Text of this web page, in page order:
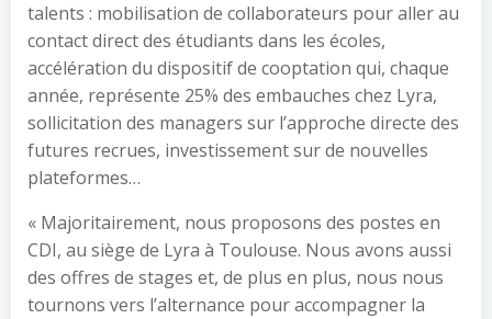
talents : mobilisation de collaborateurs pour aller au
contact direct des étudiants dans les écoles,
accélération du dispositif de cooptation qui, chaque
année, représente 25% des embauches chez Lyra,
sollicitation des managers sur l’approche directe des
futures recrues, investissement sur de nouvelles
plateformes…
« Majoritairement, nous proposons des postes en
CDI, au siège de Lyra à Toulouse. Nous avons aussi
des offres de stages et, de plus en plus, nous nous
tournons vers l’alternance pour accompagner la